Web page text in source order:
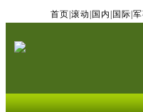
首页 滚动 国内 国际